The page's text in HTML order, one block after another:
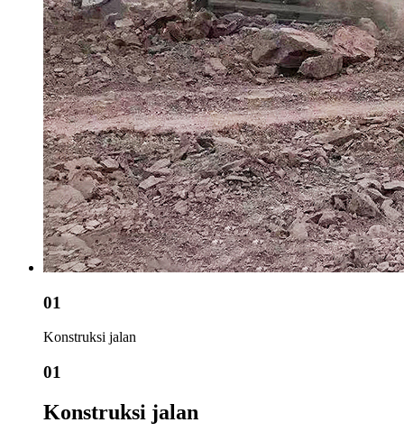
01
Konstruksi jalan
01
Konstruksi jalan